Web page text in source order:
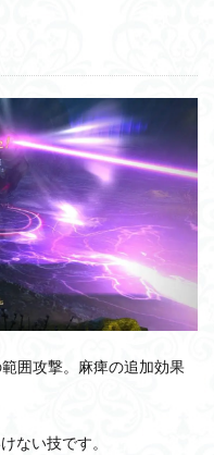
囲攻撃。麻痺の追加効果
ない技です。